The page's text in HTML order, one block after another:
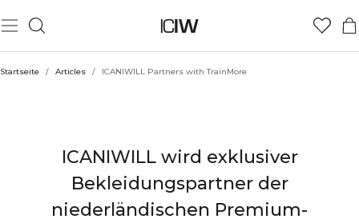
Startseite / Articles / ICANIWILL Partners with TrainMore
ICANIWILL wird exklusiver
Bekleidungspartner der
niederländischen Premium-